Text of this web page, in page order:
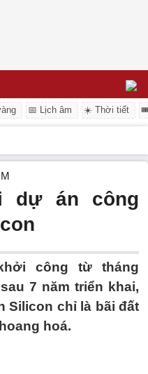
📅 Lịch âm ☀️ Thời tiết
dự án công
công từ tháng
7 năm triển khai,
Silicon chỉ là bãi đất
hoá.